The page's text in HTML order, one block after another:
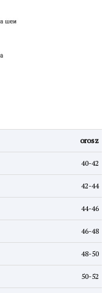
orosz
40-42
42-44
44-46
46-48
48-50
50-52